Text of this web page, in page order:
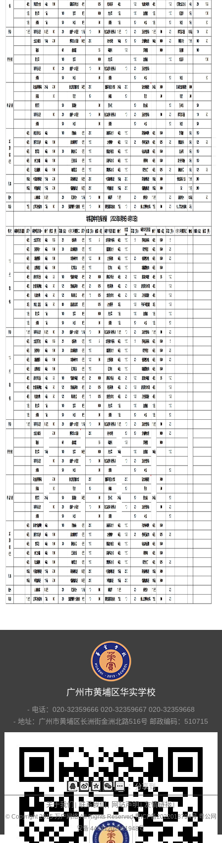
广州市黄埔区华实学校
- 电话：020-32359666 020-32359667 020-32359668
- 地址：广州市黄埔区长洲街金洲北路516号 邮政编码：510715
：分享到
关于我们 | 联系我们| 网站声明| 友情链接|
© Copyright 2015 万户网络.All Rights Reserved.粤ICP备2022018794号 粤公网
安备 44011202001948号